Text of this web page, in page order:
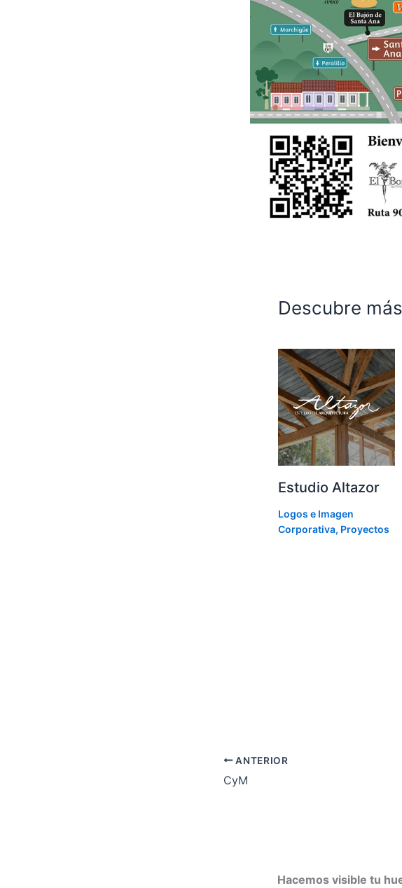
Descubre
Estudio Altazor
Logos e Imagen
Corporativa, Proyectos
ANTERIOR
CyM
Hacemos visible tu